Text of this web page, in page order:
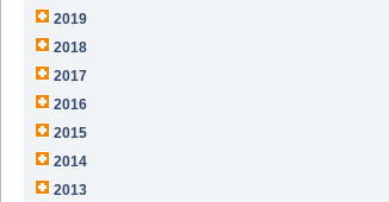
2019
2018
2017
2016
2015
2014
2013